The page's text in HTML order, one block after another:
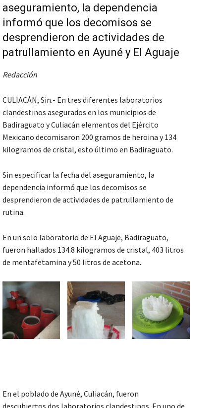
aseguramiento, la dependencia
informó que los decomisos se
desprendieron de actividades de
patrullamiento en Ayuné y El Aguaje
Redacción
CULIACÁN, Sin.- En tres diferentes laboratorios
clandestinos asegurados en los municipios de
Badiraguato y Culiacán elementos del Ejército
Mexicano decomisaron 200 gramos de heroina y 134
kilogramos de cristal, esto último en Badiraguato.
Sin especificar la fecha del aseguramiento, la
dependencia informó que los decomisos se
desprendieron de actividades de patrullamiento de
rutina.
En un solo laboratorio de El Aguaje, Badiraguato,
fueron hallados 134.8 kilogramos de cristal, 403 litros
de mentafetamina y 50 litros de acetona.
En el poblado de Ayuné, Culiacán, fueron
descubiertos dos laboratorios clandestinos. En uno de